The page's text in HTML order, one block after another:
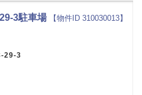
3駐車場 【物件ID 310030013】
29-3